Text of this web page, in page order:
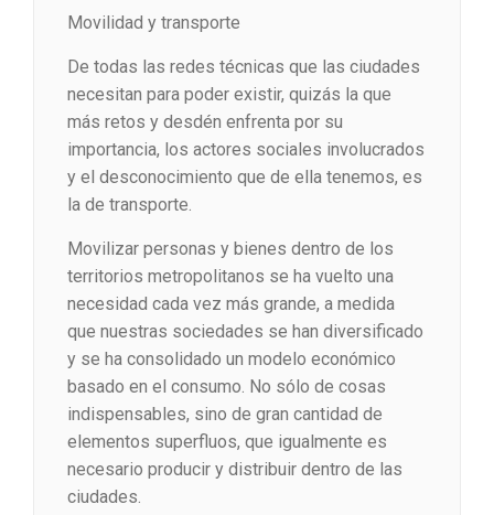
Movilidad y transporte
De todas las redes técnicas que las ciudades
necesitan para poder existir, quizás la que
más retos y desdén enfrenta por su
importancia, los actores sociales involucrados
y el desconocimiento que de ella tenemos, es
la de transporte.
Movilizar personas y bienes dentro de los
territorios metropolitanos se ha vuelto una
necesidad cada vez más grande, a medida
que nuestras sociedades se han diversificado
y se ha consolidado un modelo económico
basado en el consumo. No sólo de cosas
indispensables, sino de gran cantidad de
elementos superfluos, que igualmente es
necesario producir y distribuir dentro de las
ciudades.